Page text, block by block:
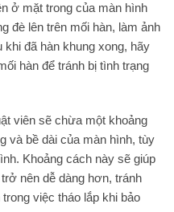
ở mặt trong của màn hình
đè lên trên mối hàn, làm ảnh
đã hàn khung xong, hãy
hàn để tránh bị tình trạng
viên sẽ chừa một khoảng
và bề dài của màn hình, tùy
Khoảng cách này sẽ giúp
nên dễ dàng hơn, tránh
việc tháo lắp khi bảo